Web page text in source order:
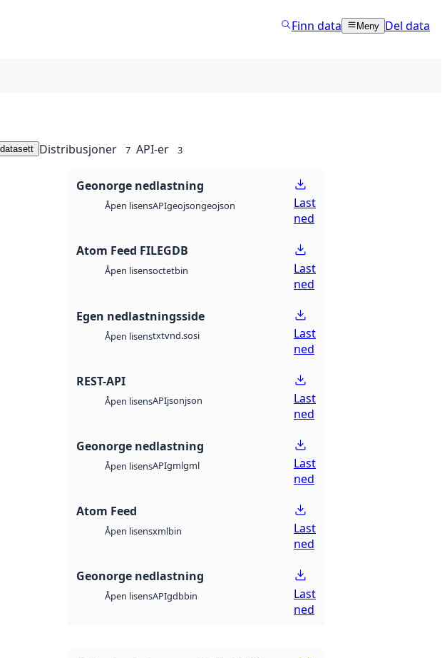
Finn data Meny Del data
Distribusjoner 7 API-er 3
Geonorge nedlastning
Åpen lisensAPIgeojsongeojson
Last
ned
Atom Feed FILEGDB
Åpen lisensoctetbin
Last
ned
Egen nedlastningsside
Åpen lisenstxtvnd.sosi
Last
ned
REST-API
Åpen lisensAPIjsonjson
Last
ned
Geonorge nedlastning
Åpen lisensAPIgmlgml
Last
ned
Atom Feed
Åpen lisensxmlbin
Last
ned
Geonorge nedlastning
Åpen lisensAPIgdbbin
Last
ned